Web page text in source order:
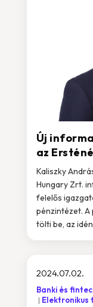
Új
az
Kaliszky
Hungary Zrt.
felelős
pénzintézet. A
tölti be, az
2024.07.02.
Banki és
Elektronikus